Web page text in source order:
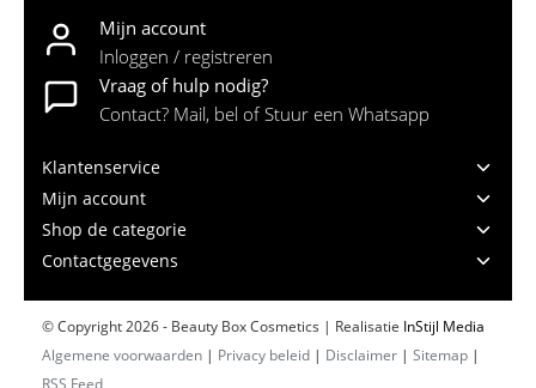
Mijn account
Inloggen / registreren
Vraag of hulp nodig?
Contact? Mail, bel of Stuur een Whatsapp
Klantenservice
Mijn account
Shop de categorie
Contactgegevens
© Copyright 2026 - Beauty Box Cosmetics | Realisatie InStijl Media
Algemene voorwaarden | Privacy beleid | Disclaimer | Sitemap |
RSS Feed